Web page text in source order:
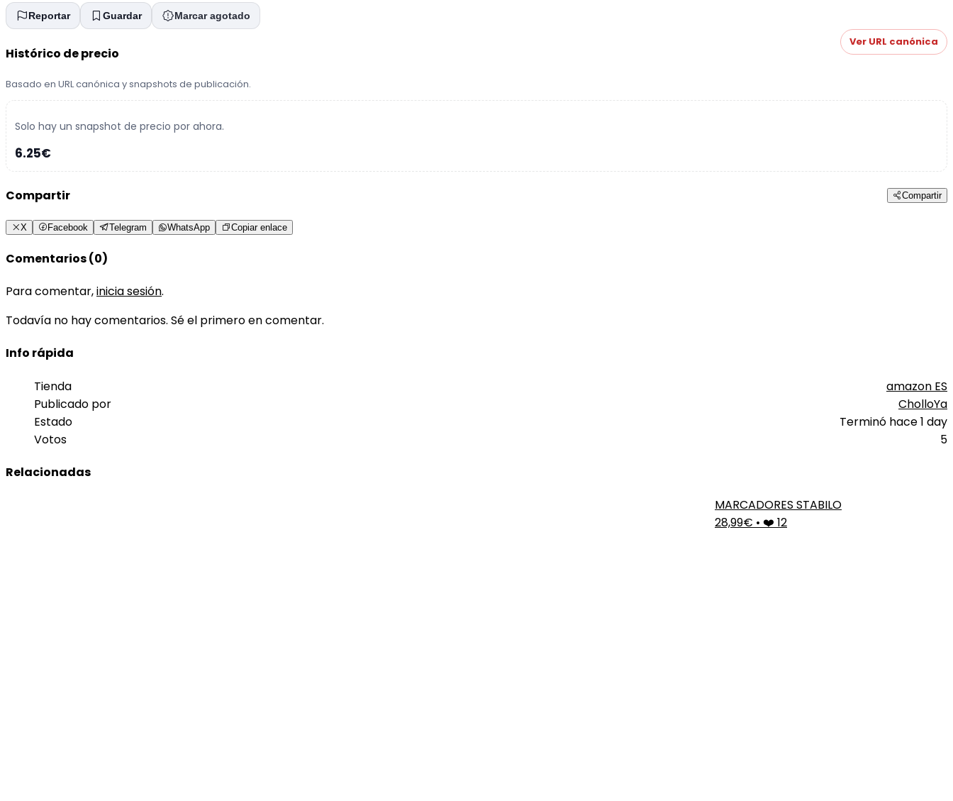
Reportar Guardar Marcar agotado
Histórico de precio
Basado en URL canónica y snapshots de publicación.
Ver URL canónica
Solo hay un snapshot de precio por ahora.
6.25€
Compartir Compartir
X Facebook Telegram WhatsApp Copiar enlace
Comentarios (0)
Para comentar,inicia sesión.
Todavía no hay comentarios. Sé el primero en comentar.
Info rápida
Tienda
amazon ES
Publicado por
CholloYa
Estado
Terminó hace 1 day
Votos
5
Relacionadas
MARCADORES STABILO
28,99€ • ❤️ 12